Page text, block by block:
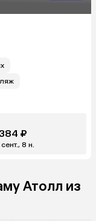
₽
8 н.
Атолл из